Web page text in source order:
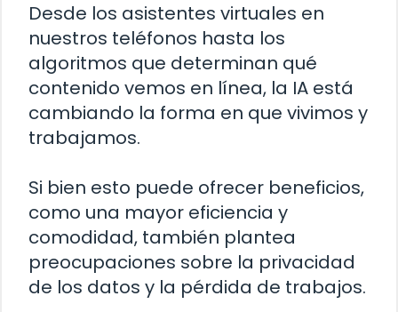
Desde los asistentes virtuales en
nuestros teléfonos hasta los
algoritmos que determinan qué
contenido vemos en línea, la IA está
cambiando la forma en que vivimos y
trabajamos.
Si bien esto puede ofrecer beneficios,
como una mayor eficiencia y
comodidad, también plantea
preocupaciones sobre la privacidad
de los datos y la pérdida de trabajos.